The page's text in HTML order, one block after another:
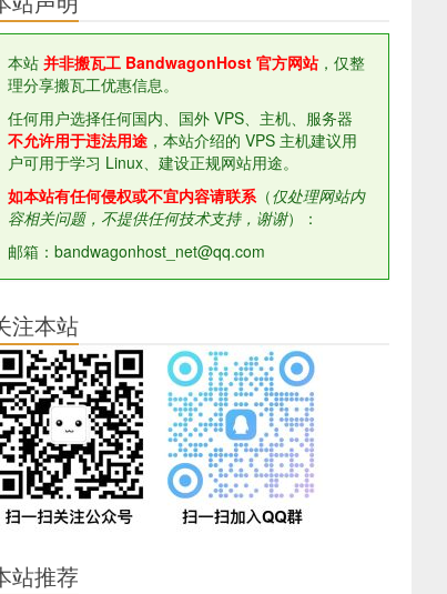
本站 并非搬瓦工 BandwagonHost 官方网站，仅整
理分享搬瓦工优惠信息。
任何用户选择任何国内、国外 VPS、主机、服务器
不允许用于违法用途 ，本站介绍的 VPS 主机建议用
户可用于学习 Linux、建设正规网站用途。
如本站有任何侵权或不宜内容请联系（仅处理网站内
容相关问题，不提供任何技术支持，谢谢）：
邮箱：bandwagonhost_net@qq.com
注本站
站推荐